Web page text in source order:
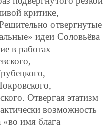
критике,
отвергнутые
идеи Соловьёва
в работах
Отвергая этатизм
возможность
«во имя блага